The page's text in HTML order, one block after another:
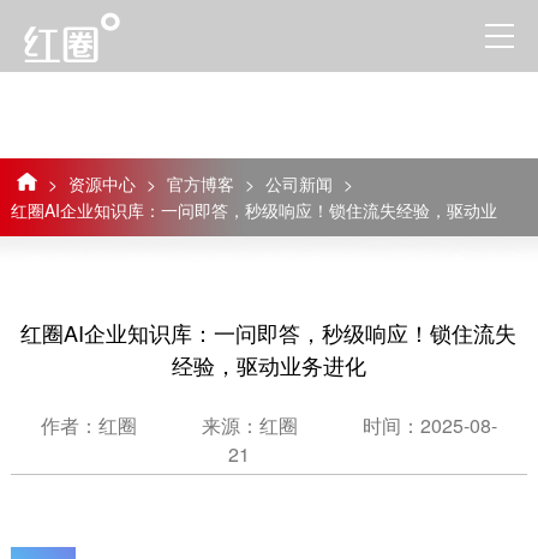
> 资源中心 > 官方博客 > 公司新闻 >
红圈AI企业知识库：一问即答，秒级响应！锁住流失经验，驱动业
务进化
红圈AI企业知识库：一问即答，秒级响应！锁住流失
经验，驱动业务进化
作者：红圈 来源：红圈
时间：2025-08-
21